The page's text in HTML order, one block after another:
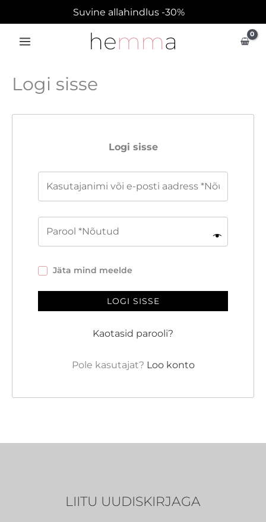
to
content
Logi sisse
Logi sisse
Jäta mind meelde
LOGI SISSE
Kaotasid parooli?
Pole kasutajat? Loo konto
LIITU UUDISKIRJAGA
Suvine allahindlus -30%